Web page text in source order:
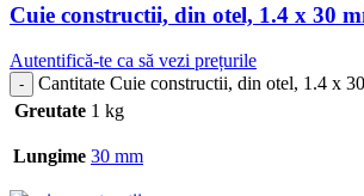
Cuie constructii, din otel, 1.4 x 30
Autentifică-te ca să vezi prețurile
Cantitate Cuie constructii, din otel, 1.4 x
Greutate 1 kg
Lungime 30 mm